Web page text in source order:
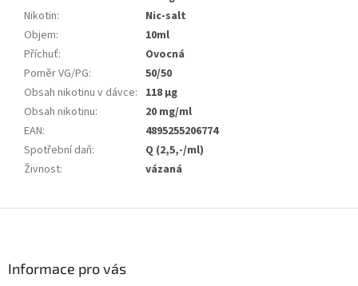
Nikotin:
Nic-salt
Objem:
10ml
Příchuť:
Ovocná
Poměr VG/PG:
50/50
Obsah nikotinu v dávce: 118 µg
Obsah nikotinu:
20 mg/ml
EAN:
4895255206774
Spotřební daň:
Q (2,5,-/ml)
Živnost: vázaná
Informace pro vás